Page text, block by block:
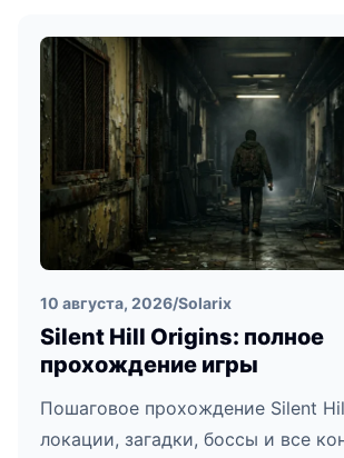
10 августа, 2026/Solarix
Silent Hill Origins: полное
прохождение игры
Пошаговое прохождение Silent
локации, загадки, боссы и все